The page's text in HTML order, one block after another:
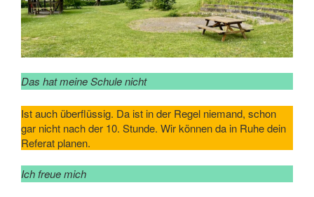
Das hat meine Schule nicht
Ist auch überflüssig. Da ist in der Regel niemand, schon
gar nicht nach der 10. Stunde. Wir können da in Ruhe dein
Referat planen.
Ich freue mich